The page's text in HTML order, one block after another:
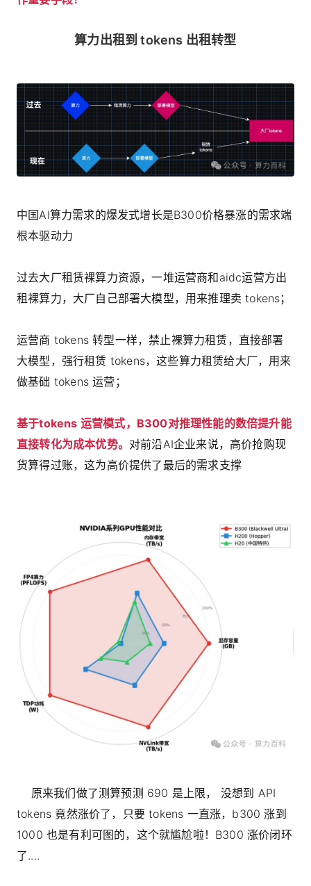
算力出租到 tokens 出租转型
中国AI算力需求的爆发式增长是B300价格暴涨的需求端
根本驱动力
过去大厂租赁裸算力资源，一堆运营商和aidc运营方出
租裸算力，大厂自己部署大模型，用来推理卖 tokens；
运营商 tokens 转型一样，禁止裸算力租赁，直接部署
大模型，强行租赁 tokens，这些算力租赁给大厂，用来
做基础 tokens 运营；
基于tokens 运营模式，B300对推理性能的数倍提升能
直接转化为成本优势。 对前沿AI企业来说，高价抢购现
货算得过账，这为高价提供了最后的需求支撑
原来我们做了测算预测 690 是上限， 没想到 API
tokens 竟然涨价了，只要 tokens 一直涨，b300 涨到
1000 也是有利可图的，这个就尴尬啦！B300 涨价闭环
了....